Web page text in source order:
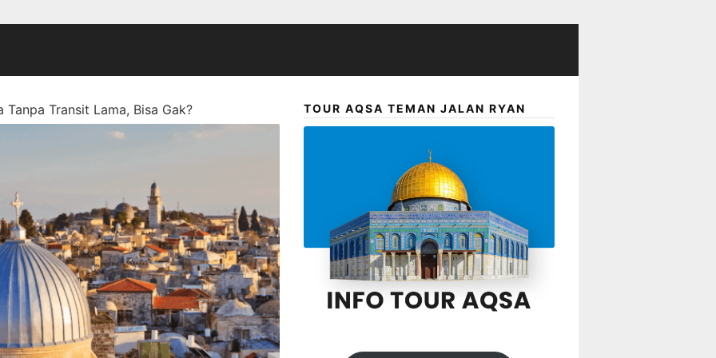
Tanpa Transit Lama, Bisa Gak? TOUR AQSA TEMAN JALAN RYAN